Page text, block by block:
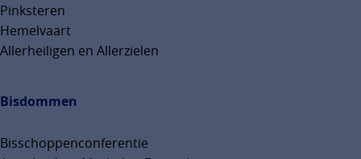
Pinksteren
Hemelvaart
Allerheiligen en Allerzielen
Bisdommen
Bisschoppenconferentie